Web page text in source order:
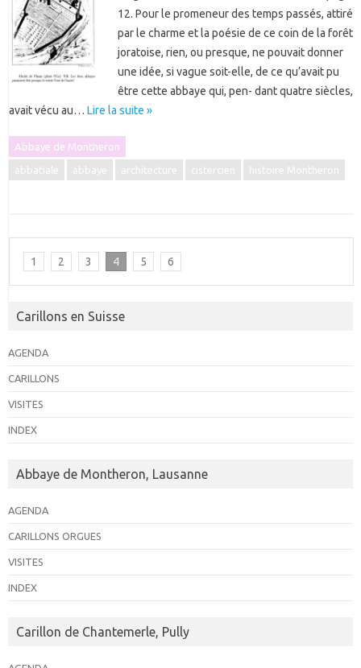
12. Pour le promeneur des temps passés, attiré
par le charme et la poésie de ce coin de la forêt
joratoise, rien, ou presque, ne pouvait donner
une idée, si vague soit-elle, de ce qu’avait pu
être cette abbaye qui, pen- dant quatre siècles,
avait vécu au… Lire la suite »
Abbaye de Montheron
abbatiale abbaye architecture cistercien histoire Montheron
1 2 3 4 5 6
Carillons en Suisse
AGENDA
CARILLONS
VISITES
INDEX
Abbaye de Montheron, Lausanne
AGENDA
CARILLONS ORGUES
VISITES
INDEX
Carillon de Chantemerle, Pully